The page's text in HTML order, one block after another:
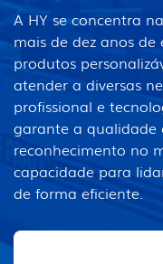
A HY se concentra
mais de dez anos
produtos
atender a diversas
profissional e
garante a qualidade
reconhecimento no
capacidade para
de forma eficiente.